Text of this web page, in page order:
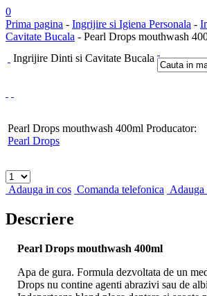
0
Prima pagina - Ingrijire si Igiena Personala -
Cavitate Bucala - Pearl Drops mouthwash
Ingrijire Dinti si Cavitate Bucala
Pearl Drops mouthwash 400ml Producator:
Pearl Drops
Adauga in cos Comanda telefonica
Descriere
Pearl Drops mouthwash 400ml
Apa de gura. Formula dezvoltata de un
Drops nu contine agenti abrazivi sau de